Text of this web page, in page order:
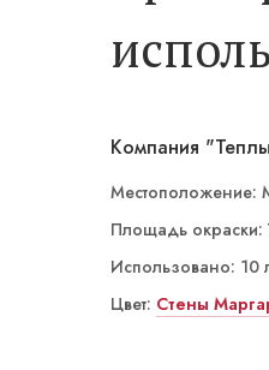
ST 14/4
Компания
Местоположение:
Площадь окраски:
Использовано: 10
Цвет: Стены
Маргарита